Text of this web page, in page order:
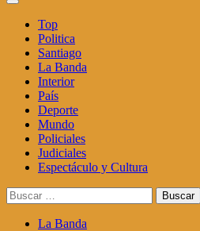
Menú
principalTop
Politica
Santiago
La Banda
Interior
País
Deporte
Mundo
Policiales
Judiciales
Espectáculo y Cultura
Buscar:
La Banda